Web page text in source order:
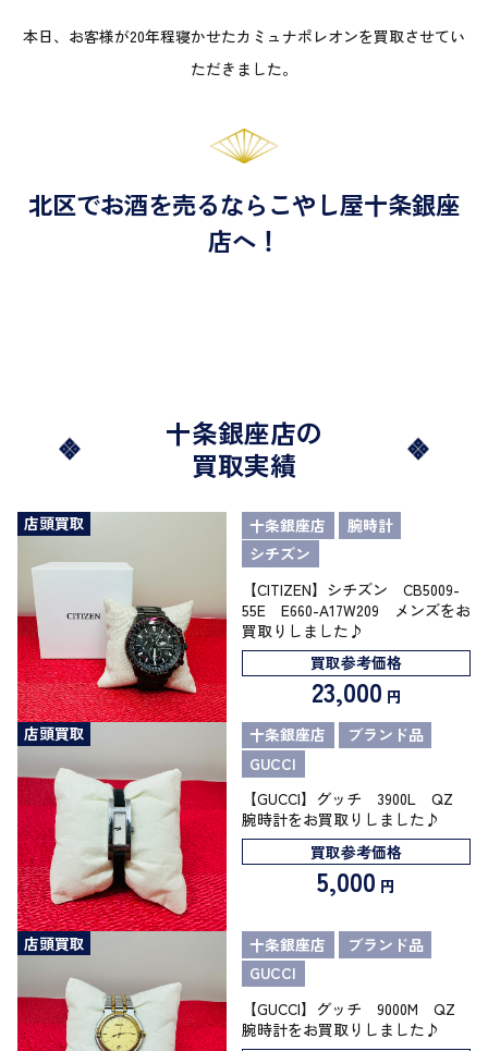
本日、お客様が20年程寝かせたカミュナポレオンを買取させてい
ただきました。
北区でお酒を売るならこやし屋十条銀座
店へ！
十条銀座店の
買取実績
店頭買取 十条銀座店
腕時計
シチズン
【CITIZEN】シチズン CB5009-
55E E660-A17W209 メンズをお
買取りしました♪
買取参考価格
23,000 円
店頭買取
十条銀座店
ブランド品
GUCCI
【GUCCI】グッチ 3900L QZ
腕時計をお買取りしました♪
買取参考価格
5,000 円
店頭買取 十条銀座店
ブランド品
GUCCI
【GUCCI】グッチ 9000M QZ
腕時計をお買取りしました♪